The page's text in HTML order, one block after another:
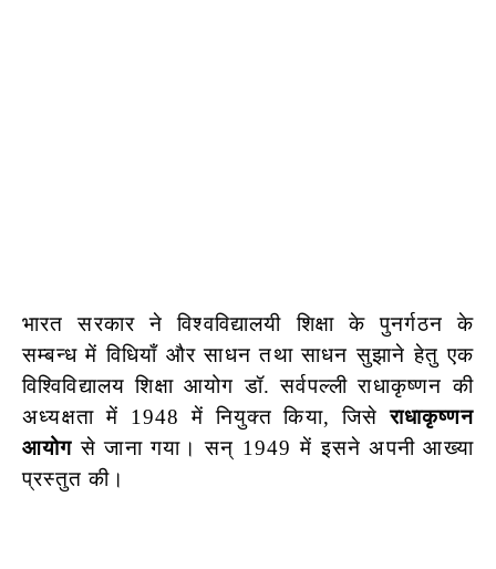
भारत सरकार ने विश्वविद्यालयी शिक्षा के पुनर्गठन के
सम्बन्ध में विधियाँ और साधन तथा साधन सुझाने हेतु एक
विश्विविद्यालय शिक्षा आयोग डॉ. सर्वपल्ली राधाकृष्णन की
अध्यक्षता में 1948 में नियुक्त किया, जिसेराधाकृष्णन
आयोग से जाना गया। सन् 1949 में इसने अपनी आख्या
प्रस्तुत की।